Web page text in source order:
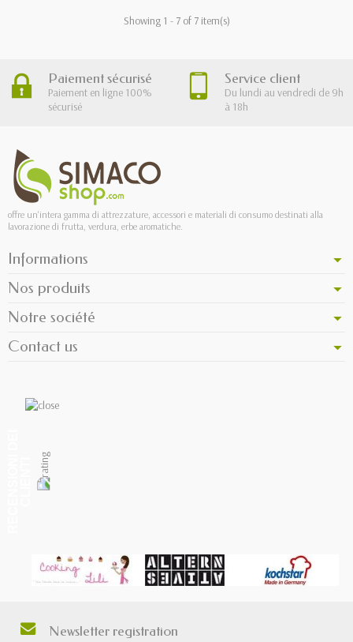
Showing 1 - 7 of 7 item(s)
Paiement sécurisé
Paiement en ligne 100%
sécurisé
Service client
Du lundi au vendredi de 9h
à 18h
offre un'intera gamma di attrezzature, accessori e materiali di consumo destinati alla
lavorazione di frutta, verdura, erbe aromatiche.
Informations
Nos produits
Notre société
Contact us
Newsletter registration